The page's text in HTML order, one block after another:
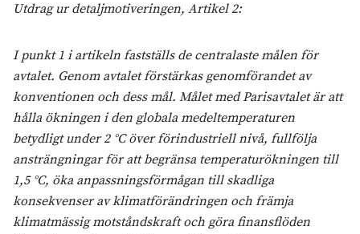
Utdrag ur detaljmotiveringen, Artikel 2:
I punkt 1 i artikeln fastställs de centralaste målen för
avtalet. Genom avtalet förstärkas genomförandet av
konventionen och dess mål. Målet med Parisavtalet är att
hålla ökningen i den globala medeltemperaturen
betydligt under 2 °C över förindustriell nivå, fullfölja
ansträngningar för att begränsa temperaturökningen till
1,5 °C, öka anpassningsförmågan till skadliga
konsekvenser av klimatförändringen och främja
klimatmässig motståndskraft och göra finansflöden